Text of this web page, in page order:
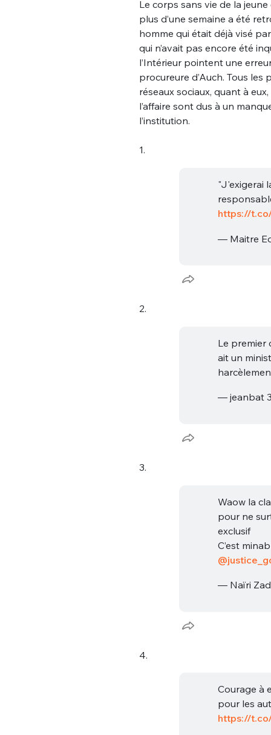
Le corps sans vie de la
plus d’une semaine a été
homme qui était déjà visé
qui n’avait pas encore été
l’Intérieur pointent une
procureure d’Auch. Tous
réseaux sociaux, quant à
l’affaire sont dus à un
l’institution.
1.
"J'exigerai
https://
— Maitre
2.
Le premier
ait un
— jeanbat
3.
Waow la
pour ne
exclusif
C’est
— Naïri
4.
Courage à
pour les
https://
PSEUDO